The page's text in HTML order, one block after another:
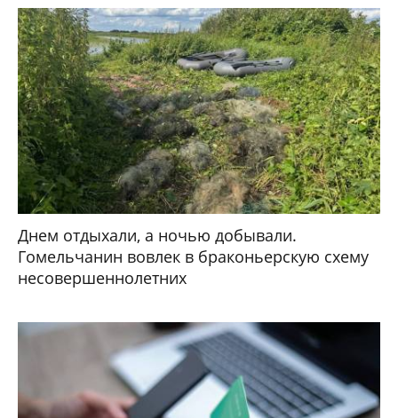
Днем отдыхали, а ночью добывали.
Гомельчанин вовлек в браконьерскую схему
несовершеннолетних